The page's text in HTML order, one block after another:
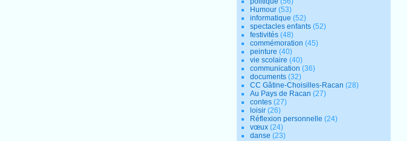
Humour (53)
informatique (52)
spectacles enfants (52)
festivités (48)
commémoration (45)
peinture (40)
vie scolaire (40)
communication (36)
documents (32)
CC Gâtine-Choisilles-Racan (28)
Au Pays de Racan (27)
contes (27)
loisir (26)
Réflexion personnelle (24)
vœux (24)
danse (23)